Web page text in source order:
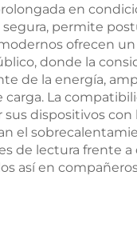
en
permite
ofrecen
donde la
de la energía,
La
dispositivos
el
lectura frente a
así en